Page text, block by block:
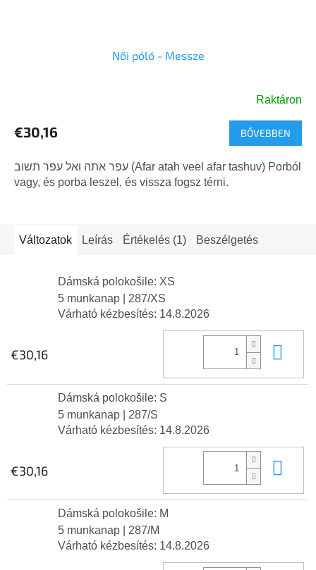
Női póló - Messze
Raktáron
€30,16 BŐVEBBEN
עפר אתה ואל עפר תשוב (Afar atah veel afar tashuv) Porból
vagy, és porba leszel, és vissza fogsz térni.
Változatok Leírás Értékelés (1) Beszélgetés
Dámská polokošile: XS
5 munkanap
| 287/XS
Várható kézbesítés: 14.8.2026
€30,16
Dámská polokošile: S
5 munkanap
| 287/S
Várható kézbesítés: 14.8.2026
€30,16
Dámská polokošile: M
5 munkanap
| 287/M
Várható kézbesítés: 14.8.2026